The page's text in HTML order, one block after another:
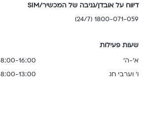
דיווח על אובדן/גניבה של המכשיר/SIM
1800-071-059 (24/7)
שעות פעילות
א'-ה'
8:00-16:00
ו' וערבי חג
8:00-13:00